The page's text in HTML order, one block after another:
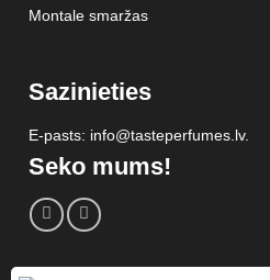
Montale smaržas
Sazinieties
E-pasts: info@tasteperfumes.lv.
Seko mums!